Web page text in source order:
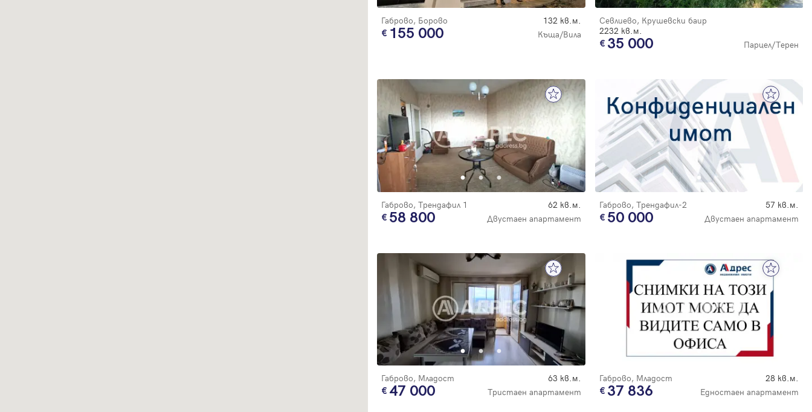
Габрово, Борово 132 кв.м.
155 000 Къща/Вила
Севлиево, Крушевски баир
2232 кв.м.
35 000 Парцел/Терен
Габрово, Трендафил 1 62 кв.м.
58 800 Двустаен апартамент
Габрово, Трендафил-2 57 кв.м.
50 000 Двустаен апартамент
Габрово, Младост 63 кв.м.
47 000 Тристаен апартамент
Габрово, Младост 28 кв.м.
37 836 Едностаен апартамент